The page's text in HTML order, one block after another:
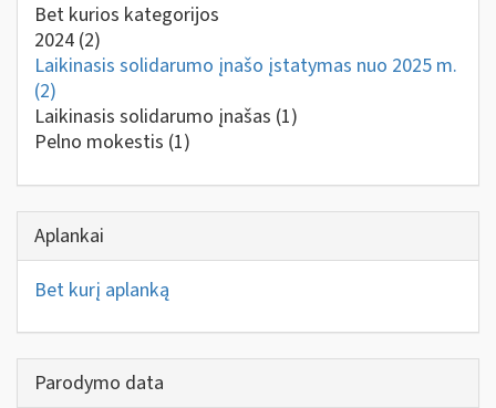
Bet kurios kategorijos
2024 (2)
Laikinasis solidarumo įnašo įstatymas nuo 2025 m.
(2)
Laikinasis solidarumo įnašas (1)
Pelno mokestis (1)
Aplankai
Bet kurį aplanką
Parodymo data